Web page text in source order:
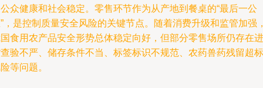
众健康和社会稳定。零售环节作为从产地到餐桌的“最后一公
，是控制质量安全风险的关键节点。随着消费升级和监管加强
食用农产品安全形势总体稳定向好，但部分零售场所仍存在进
验不严、储存条件不当、标签标识不规范、农药兽药残留超标
等问题。